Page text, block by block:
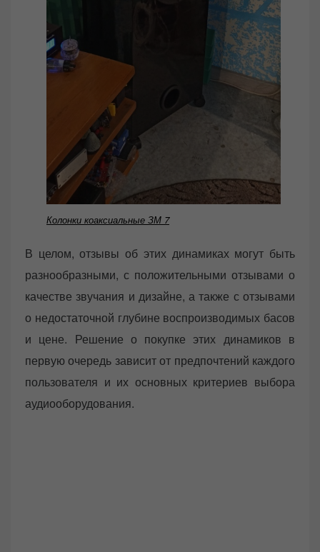
Колонки коаксиальные ЗМ 7
В целом, отзывы об этих динамиках могут быть
разнообразными, с положительными отзывами о
качестве звучания и дизайне, а также с отзывами
о недостаточной глубине воспроизводимых басов
и цене. Решение о покупке этих динамиков в
первую очередь зависит от предпочтений каждого
пользователя и их основных критериев выбора
аудиооборудования.